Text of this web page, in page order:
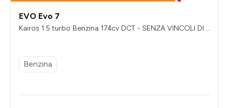
EVO Evo 7
Kairos 1.5 turbo Benzina 174cv DCT - SENZA VINCOLI DI F
Benzina